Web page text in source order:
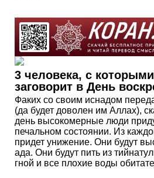
3 человека, с
заговорит в День
Факих со своим иснадом
(да будет доволен им Аллах),
день высокомерные люди
печальном состоянии. Из
придет унижение. Они будут
ада. Они будут пить из
гной и все плохие воды